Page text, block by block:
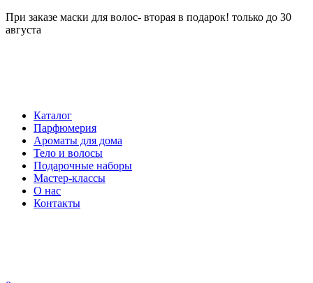
При заказе маски для волос- вторая в подарок! только до 30
августа
Каталог
Парфюмерия
Ароматы для дома
Тело и волосы
Подарочные наборы
Мастер-классы
О нас
Контакты